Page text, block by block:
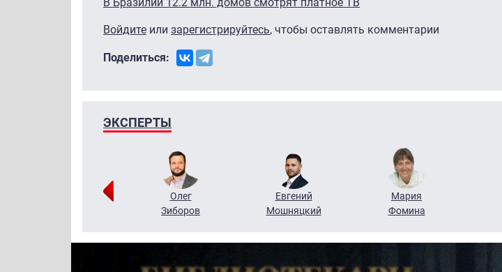
Войдите или зарегистрируйтесь, чтобы оставлять комментарии
Поделиться:
ЭКСПЕРТЫ
Олег
Зиборов
Евгений
Мошняцкий
Мария
Фомина